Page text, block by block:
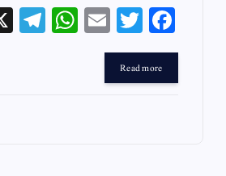
Fa
ce
bo
ok
T
wi
r
E
m
W
ha
le
Read more